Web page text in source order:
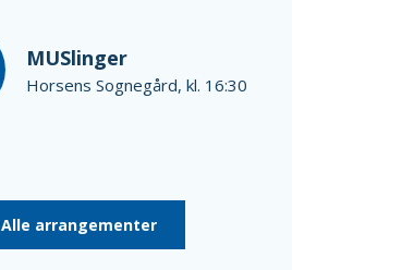
MUSlinger
Horsens Sognegård, kl. 16:30
Alle arrangementer